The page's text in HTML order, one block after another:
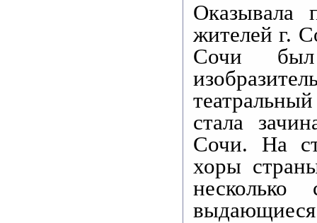
жителей г.
Сочи был
стала
Сочи. На
хоры
несколько